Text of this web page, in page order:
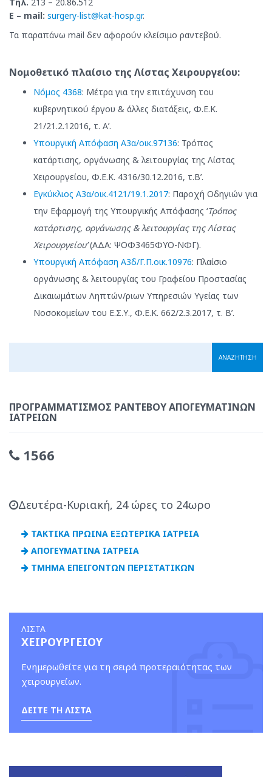
Ε – mail: surgery-list@kat-hosp.gr.
Τα παραπάνω mail δεν αφορούν κλείσιμο ραντεβού.
Νομοθετικό πλαίσιο της Λίστας Χειρουργείου:
Νόμος 4368: Μέτρα για την επιτάχυνση του
κυβερνητικού έργου & άλλες διατάξεις, Φ.Ε.Κ.
21/21.2.12016, τ. Α’.
Υπουργική Απόφαση Α3α/οικ.97136: Τρόπος
κατάρτισης, οργάνωσης & λειτουργίας της Λίστας
Χειρουργείου, Φ.Ε.Κ. 4316/30.12.2016, τ.Β’.
Εγκύκλιος Α3α/οικ.4121/19.1.2017: Παροχή Οδηγιών για
την Εφαρμογή της Υπουργικής Απόφασης ‘Τρόπος
κατάρτισης, οργάνωσης & λειτουργίας της Λίστας
Χειρουργείου’(ΑΔΑ: ΨΟΦ3465ΦΥΟ-ΝΦΓ).
Υπουργική Απόφαση Α3δ/Γ.Π.οικ.10976: Πλαίσιο
οργάνωσης & λειτουργίας του Γραφείου Προστασίας
Δικαιωμάτων Ληπτών/ριων Υπηρεσιών Υγείας των
Νοσοκομείων του Ε.Σ.Υ., Φ.Ε.Κ. 662/2.3.2017, τ. Β’.
ΠΡΟΓΡΑΜΜΑΤΙΣΜΌΣ ΡΑΝΤΕΒΟΎ ΑΠΟΓΕΥΜΑΤΙΝΏΝ
ΙΑΤΡΕΊΩΝ
1566
Δευτέρα-Κυριακή, 24 ώρες το 24ωρο
ΤΑΚΤΙΚΑ ΠΡΩΙΝΑ ΕΞΩΤΕΡΙΚΑ ΙΑΤΡΕΙΑ
ΑΠΟΓΕΥΜΑΤΙΝΑ ΙΑΤΡΕΙΑ
ΤΜΗΜΑ ΕΠΕΙΓΟΝΤΩΝ ΠΕΡΙΣΤΑΤΙΚΩΝ
ΛΙΣΤΑ
ΧΕΙΡΟΥΡΓΕΙΟΥ
Ενημερωθείτε για τη σειρά προτεραιότητας των
χειρουργείων.
ΔΕΙΤΕ ΤΗ ΛΙΣΤΑ